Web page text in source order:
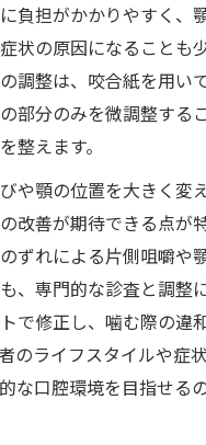
負担がかかりやすく、
状の原因になることも
調整は、咬合紙を用い
部分のみを微調整する
整えます。
や顎の位置を大きく変
改善が期待できる点が
ずれによる片側咀嚼や
、専門的な診査と調整
で修正し、噛む際の違
のライフスタイルや症
な口腔環境を目指せる